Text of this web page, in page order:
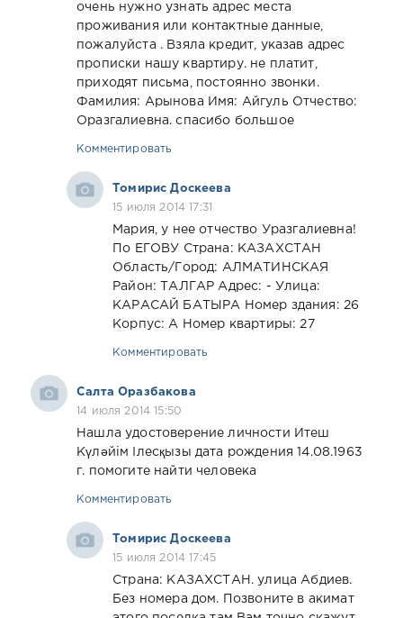
очень нужно узнать адрес места
проживания или контактные данные,
пожалуйста . Взяла кредит, указав адрес
прописки нашу квартиру. не платит,
приходят письма, постоянно звонки.
Фамилия: Арынова Имя: Айгуль Отчество:
Оразгалиевна. спасибо большое
Комментировать
Томирис Доскеева
15 июля 2014 17:31
Мария, у нее отчество Уразгалиевна!
По ЕГОВУ Страна: КАЗАХСТАН
Область/Город: АЛМАТИНСКАЯ
Район: ТАЛГАР Адрес: - Улица:
КАРАСАЙ БАТЫРА Номер здания: 26
Корпус: А Номер квартиры: 27
Комментировать
Салта Оразбакова
14 июля 2014 15:50
Нашла удостоверение личности Итеш
Күләйім Ілесқызы дата рождения 14.08.1963
г. помогите найти человека
Комментировать
Томирис Доскеева
15 июля 2014 17:45
Страна: КАЗАХСТАН. улица Абдиев.
Без номера дом. Позвоните в акимат